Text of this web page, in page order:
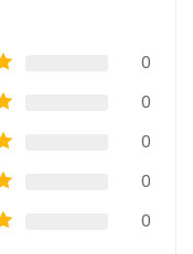
0
0
0
0
0